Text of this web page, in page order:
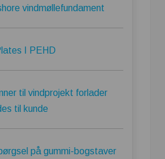
vindmøllefundament
I PEHD
til vindprojekt forlader
til kunde
på gummi-bogstaver